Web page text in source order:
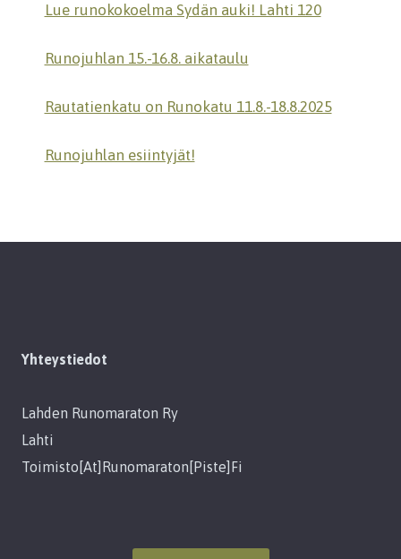
Lue runokokoelma Sydän auki! Lahti 120
Runojuhlan 15.-16.8. aikataulu
Rautatienkatu on Runokatu 11.8.-18.8.2025
Runojuhlan esiintyjät!
Yhteystiedot
Lahden Runomaraton Ry
Lahti
Toimisto[at]runomaraton[piste]fi